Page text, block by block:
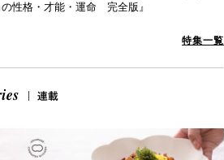
性格・才能・運命 完全版』
特集一覧